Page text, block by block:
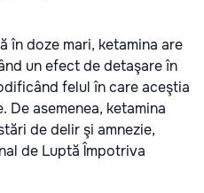
în doze mari, ketamina are
un efect de detaşare în
felul în care aceştia
De asemenea, ketamina
de delir şi amnezie,
de Luptă Împotriva